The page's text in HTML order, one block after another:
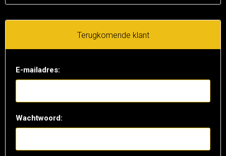
Terugkomende klant
E-mailadres:
Wachtwoord: